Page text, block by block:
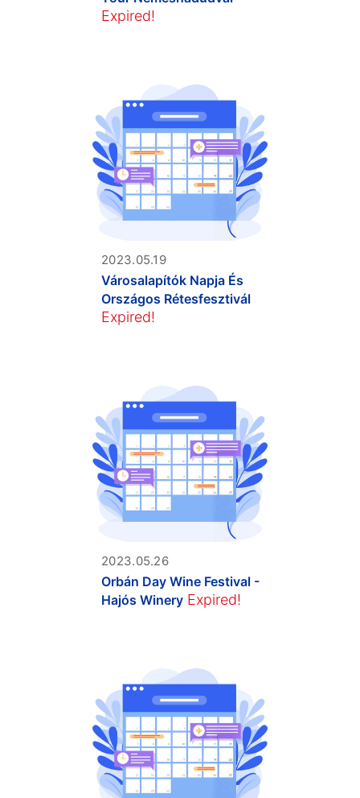
Expired!
2023.05.19
Városalapítók Napja És
Országos Rétesfesztivál
Expired!
2023.05.26
Orbán Day Wine Festival -
Hajós Winery Expired!